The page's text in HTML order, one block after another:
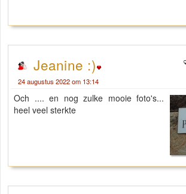
Jeanine :)
24 augustus 2022 om 13:14
Och .... en nog zulke mooie foto's...
heel veel sterkte